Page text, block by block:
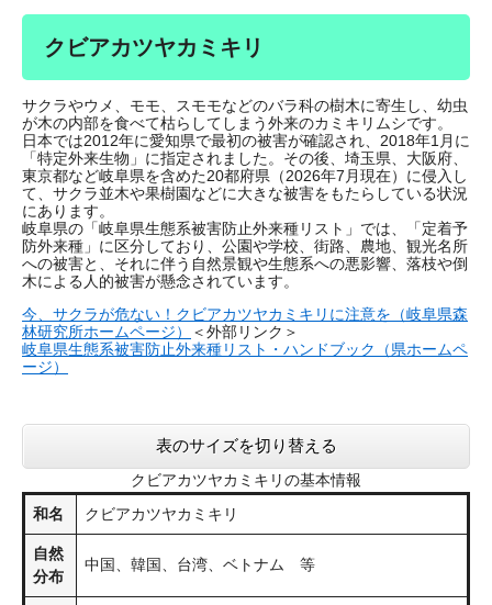
クビアカツヤカミキリ
サクラやウメ、モモ、スモモなどのバラ科の樹木に寄生し、幼虫
が木の内部を食べて枯らしてしまう外来のカミキリムシです。
日本では2012年に愛知県で最初の被害が確認され、2018年1月に
「特定外来生物」に指定されました。その後、埼玉県、大阪府、
東京都など岐阜県を含めた20都府県（2026年7月現在）に侵入し
て、サクラ並木や果樹園などに大きな被害をもたらしている状況
にあります。
​岐阜県の「岐阜県生態系被害防止外来種リスト」では、「定着予
防外来種」に区分しており、公園や学校、街路、農地、観光名所
への被害と、それに伴う自然景観や生態系への悪影響、落枝や倒
木による人的被害が懸念されています。
今、サクラが危ない！クビアカツヤカミキリに注意を（岐阜県森
林研究所ホームページ）
＜外部リンク＞
岐阜県生態系被害防止外来種リスト・ハンドブック（県ホームペ
ージ）
表のサイズを切り替える
クビアカツヤカミキリの基本情報
和名
クビアカツヤカミキリ
自然
分布
中国、韓国、台湾、ベトナム 等